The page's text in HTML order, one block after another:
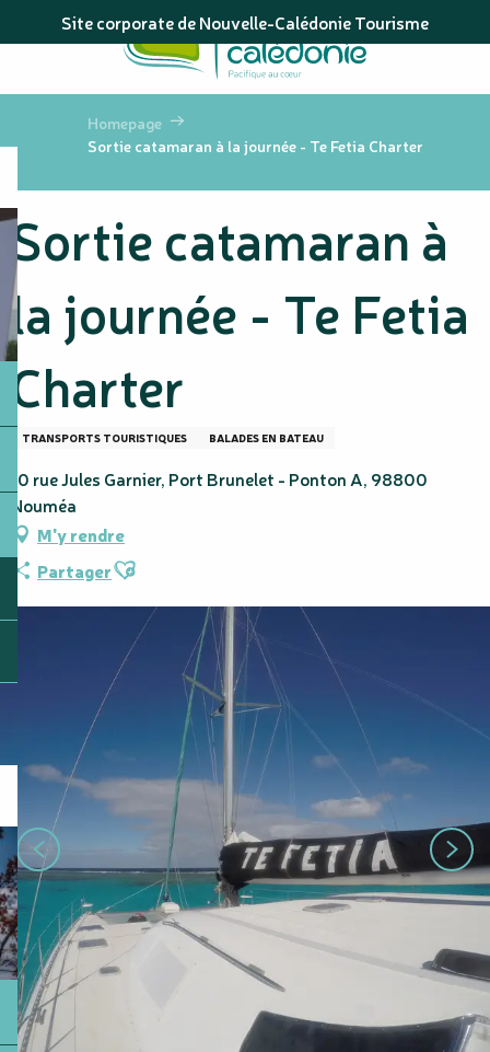
au
principal
Site corporate de Nouvelle-Calédonie Tourisme
Homepage
Sortie catamaran à la journée - Te Fetia Charter
Sortie catamaran à
la journée - Te Fetia
Charter
TRANSPORTS TOURISTIQUES BALADES EN BATEAU
10 rue Jules Garnier, Port Brunelet - Ponton A, 98800
Nouméa
M'y rendre
PartagerAjouter aux favoris